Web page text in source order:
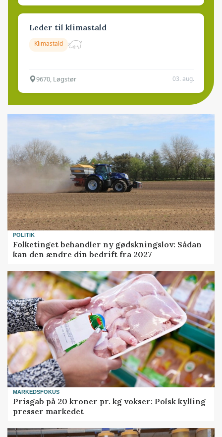
Leder til klimastald
Klimastald
9670, Løgstør 03. aug.
POLITIK
Folketinget behandler ny gødskningslov: Sådan
kan den ændre din bedrift fra 2027
MARKEDSFOKUS
Prisgab på 20 kroner pr. kg vokser: Polsk kylling
presser markedet